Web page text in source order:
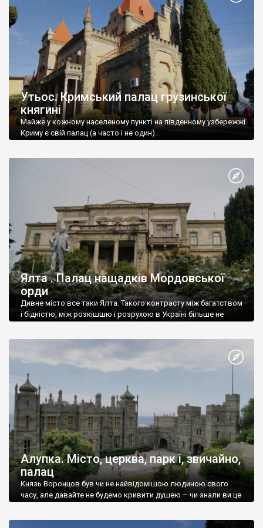
Утьос. Кримський палац грузинської
княгині
Майже у кожному населеному пункті на південному узбережжі
Криму є свій палац (а часто і не один).
Ялта . Палац нащадків Мордовської
орди
Дивне місто все таки Ялта. Такого контрасту між багатством
і бідністю, між розкішшю і розрухою в Україні більше не
Алупка. Місто, церква, парк і, звичайно,
палац
Князь Воронцов був чи не найвідомішою людиною свого
часу, але давайте не будемо кривити душею – чи знали ви це